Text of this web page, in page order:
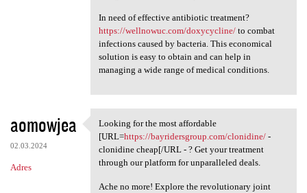
In need of effective antibiotic treatment?
https://wellnowuc.com/doxycycline/to combat
infections caused by bacteria. This economical
solution is easy to obtain and can help in
managing a wide range of medical conditions.
aomowjea
02.03.2024
Adres
Looking for the most
Looking for the most affordable
[URL=https://bayridersgroup.com/clonidine/-
clonidine cheap[/URL - ? Get your treatment
through our platform for unparalleled deals.
Ache no more! Explore the revolutionary joint